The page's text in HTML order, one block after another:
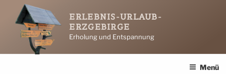
Inhalt
springen
ERLEBNIS-URLAUB-
ERZGEBIRGE
Erholung und Entspannung
Menü